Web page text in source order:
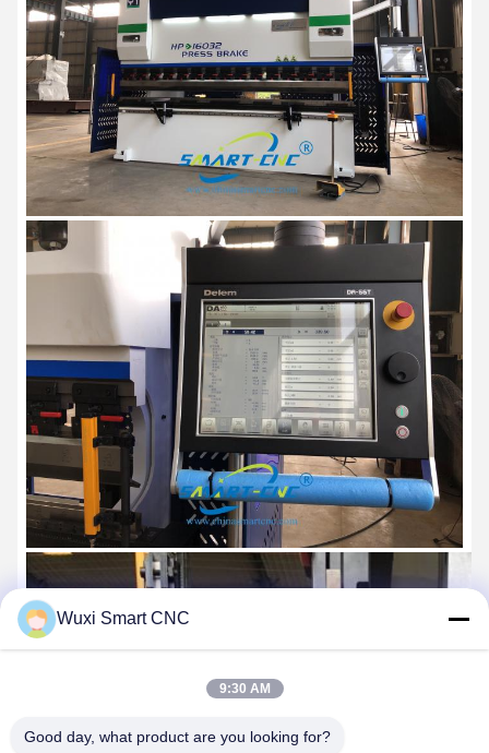
Wuxi Smart CNC
9:30 AM
Good day, what product are you looking for?